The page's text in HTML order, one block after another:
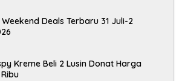
Deals Terbaru 31 Juli-2
Kreme Beli 2 Lusin Donat Harga